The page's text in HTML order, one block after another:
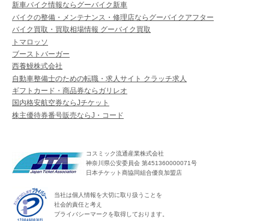
新車バイク情報ならグーバイク新車
バイクの整備・メンテナンス・修理店ならグーバイクアフター
バイク買取・買取相場情報 グーバイク買取
トマロッソ
ブーストバーガー
西養鰻株式会社
自動車整備士のための転職・求人サイト クラッチ求人
ギフトカード・商品券ならガリレオ
国内格安航空券ならJチケット
株主優待券番号販売ならJ・コード
コスミック流通産業株式会社
神奈川県公安委員会 第451360000071号
日本チケット商協同組合優良加盟店
当社は個人情報を大切に取り扱うことを
社会的責任と考え
プライバシーマークを取得しております。